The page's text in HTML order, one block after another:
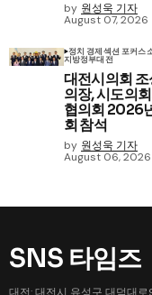
by 원성욱 기자
August 07, 2026
정치 경제 섹션 포커스
지방정부대전
대전시의회 조
의장, 시도의
협의회 2026
회 참석
by 원성욱 기자
August 06, 2026
SNS 타임즈